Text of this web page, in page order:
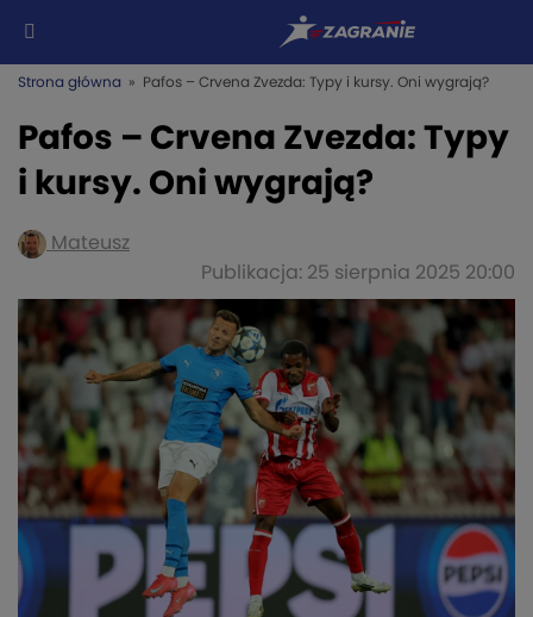
Strona główna » Pafos – Crvena Zvezda: Typy i kursy. Oni wygrają?
Pafos – Crvena Zvezda: Typy
i kursy. Oni wygrają?
Mateusz
Publikacja: 25 sierpnia 2025 20:00